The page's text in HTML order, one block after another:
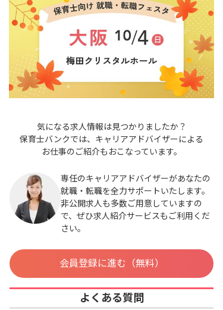
気になる求人情報は見つかりましたか？
保育士バンクでは、キャリアアドバイザーによる
お仕事のご紹介もおこなっています。
専任のキャリアアドバイザーがあなたの
就職・転職を全力サポートいたします。
非公開求人も多数ご用意していますの
で、ぜひ求人紹介サービスもご利用くだ
さい。
会員登録に進む（無料）
よくある質問